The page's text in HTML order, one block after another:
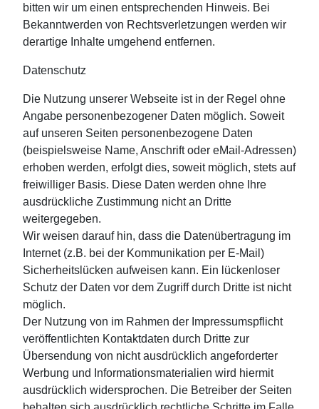
bitten wir um einen entsprechenden Hinweis. Bei
Bekanntwerden von Rechtsverletzungen werden wir
derartige Inhalte umgehend entfernen.
Datenschutz
Die Nutzung unserer Webseite ist in der Regel ohne
Angabe personenbezogener Daten möglich. Soweit
auf unseren Seiten personenbezogene Daten
(beispielsweise Name, Anschrift oder eMail-Adressen)
erhoben werden, erfolgt dies, soweit möglich, stets auf
freiwilliger Basis. Diese Daten werden ohne Ihre
ausdrückliche Zustimmung nicht an Dritte
weitergegeben.
Wir weisen darauf hin, dass die Datenübertragung im
Internet (z.B. bei der Kommunikation per E-Mail)
Sicherheitslücken aufweisen kann. Ein lückenloser
Schutz der Daten vor dem Zugriff durch Dritte ist nicht
möglich.
Der Nutzung von im Rahmen der Impressumspflicht
veröffentlichten Kontaktdaten durch Dritte zur
Übersendung von nicht ausdrücklich angeforderter
Werbung und Informationsmaterialien wird hiermit
ausdrücklich widersprochen. Die Betreiber der Seiten